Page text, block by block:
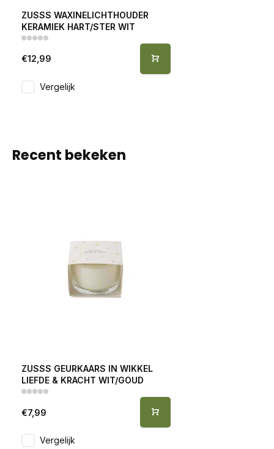
ZUSSS WAXINELICHTHOUDER
KERAMIEK HART/STER WIT
€12,99
Vergelijk
Recent bekeken
ZUSSS GEURKAARS IN WIKKEL
LIEFDE & KRACHT WIT/GOUD
€7,99
Vergelijk